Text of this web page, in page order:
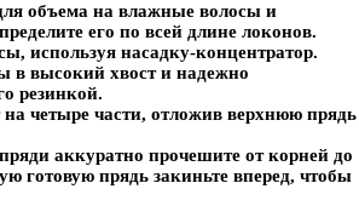
объема на влажные волосы и
его по всей длине локонов.
используя насадку-концентратор.
в высокий хвост и надежно
резинкой.
на четыре части, отложив верхнюю прядь
аккуратно прочешите от корней до
готовую прядь закиньте вперед, чтобы